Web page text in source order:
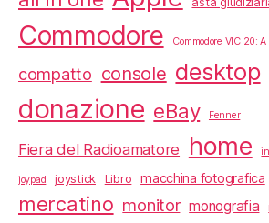
Commodore Commodore VIC 20:
compatto console desktop
donazione eBay Fenner
Fiera del Radioamatore home
joypad joystick Libro macchina fotografica
mercatino monitor monografia